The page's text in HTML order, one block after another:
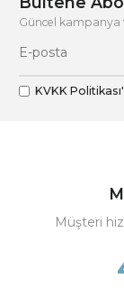
Güncel kampanya
KVKK
Müşteri